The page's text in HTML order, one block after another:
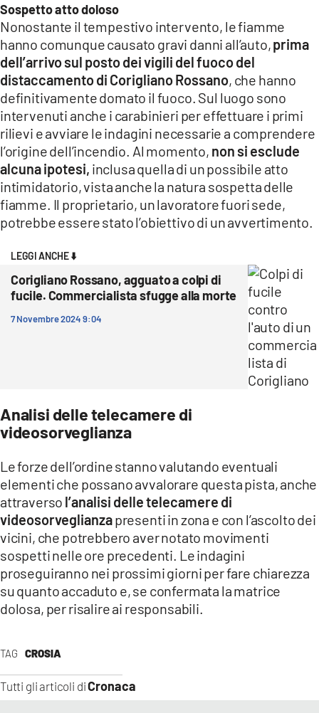
LACAPITALENEWS.IT
App
ANDROID
APPLE
TAG CROSIA
Tutti gli articoli diCronaca
Sospetto atto doloso
Nonostante il tempestivo intervento, le fiamme
hanno comunque causato gravi danni all’auto,prima
dell’arrivo sul posto dei vigili del fuoco del
distaccamento di Corigliano Rossano, che hanno
definitivamente domato il fuoco. Sul luogo sono
intervenuti anche i carabinieri per effettuare i primi
rilievi e avviare le indagini necessarie a comprendere
l’origine dell’incendio. Al momento, non si esclude
alcuna ipotesi, inclusa quella di un possibile atto
intimidatorio, vista anche la natura sospetta delle
fiamme. Il proprietario, un lavoratore fuori sede,
potrebbe essere stato l’obiettivo di un avvertimento.
LEGGI ANCHE ⬇️
Corigliano Rossano, agguato a colpi di
fucile. Commercialista sfugge alla morte
7 Novembre 2024 9:04
Analisi delle telecamere di
videosorveglianza
Le forze dell’ordine stanno valutando eventuali
elementi che possano avvalorare questa pista, anche
attraverso l’analisi delle telecamere di
videosorveglianzapresenti in zona e con l’ascolto dei
vicini, che potrebbero aver notato movimenti
sospetti nelle ore precedenti. Le indagini
proseguiranno nei prossimi giorni per fare chiarezza
su quanto accaduto e, se confermata la matrice
dolosa, per risalire ai responsabili.